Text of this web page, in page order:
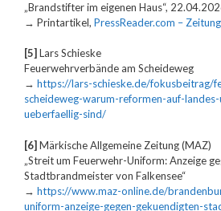
„Brandstifter im eigenen Haus“,
→ Printartikel, PressReader.com –
[5] Lars Schieske
Feuerwehrverbände am Scheideweg
→ https://lars-schieske.de/fokusbeitrag/
scheideweg-warum-reformen-auf-
ueberfaellig-sind/
[6] Märkische Allgemeine Zeitung (MAZ)
„Streit um Feuerwehr-Uniform: Anzeige
Stadtbrandmeister von Falkensee“
→ https://www.maz-online.de/
uniform-anzeige-gegen-gekuendigten-